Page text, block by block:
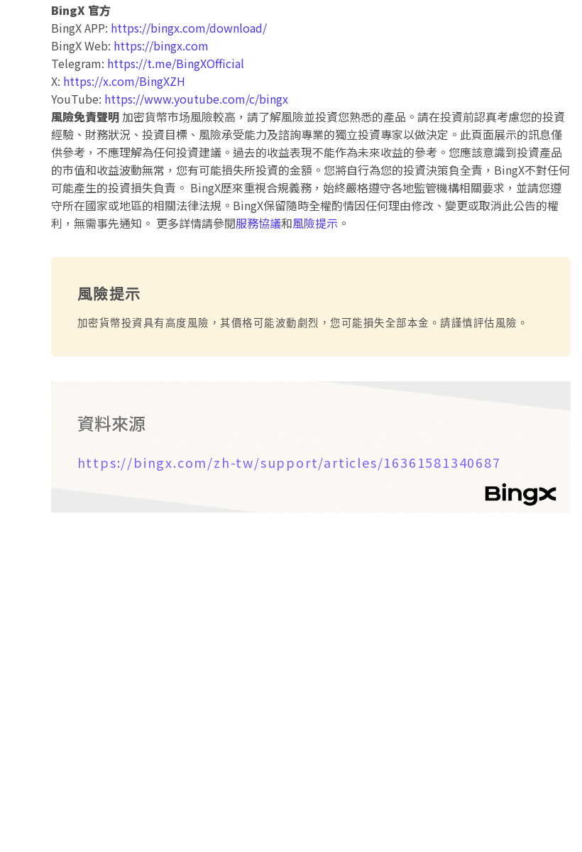
BingX 官方
BingX APP: https://bingx.com/download/
BingX Web: https://bingx.com
Telegram: https://t.me/BingXOfficial
X: https://x.com/BingXZH
YouTube: https://www.youtube.com/c/bingx
風險免責聲明加密貨幣市场風險較高，請了解風險並投資您熟悉的產品。請在投資前認真考慮您的投資
經驗、財務狀況、投資目標、風險承受能力及諮詢專業的獨立投資專家以做決定。此頁面展示的訊息僅
供參考，不應理解為任何投資建議。過去的收益表現不能作為未來收益的參考。您應該意識到投資產品
的市值和收益波動無常，您有可能損失所投資的金額。您將自行為您的投資決策負全責，BingX不對任何
可能產生的投資損失負責。 BingX歷來重視合規義務，始終嚴格遵守各地監管機構相關要求，並請您遵
守所在國家或地區的相關法律法規。BingX保留隨時全權酌情因任何理由修改、變更或取消此公告的權
利，無需事先通知。 更多詳情請參閱服務協議和風險提示 。
風險提示
加密貨幣投資具有高度風險，其價格可能波動劇烈，您可能損失全部本金。請謹慎評估風險。
資料來源
https://bingx.com/zh-tw/support/articles/16361581340687